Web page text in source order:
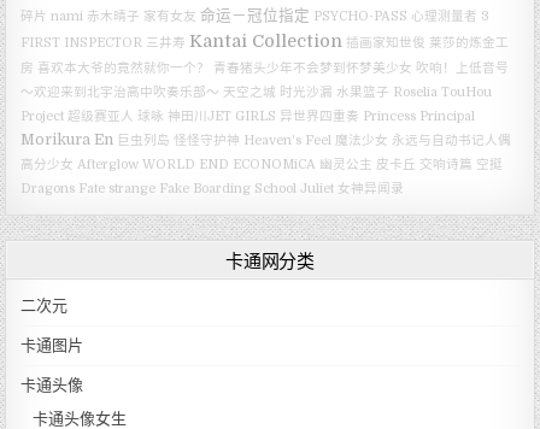
碎片 nami 赤木晴子 家有女友 命运－冠位指定 PSYCHO-PASS 心理测量者 3
FIRST INSPECTOR 三井寿 Kantai Collection 插画家知世俊 莱莎的炼金工
房 喜欢本大爷的竟然就你一个？ 青春猪头少年不会梦到怀梦美少女 吹响！上低音号
～欢迎来到北宇治高中吹奏乐部～ 天空之城 时光沙漏 水果篮子 Roselia TouHou
Project 超级赛亚人 球咏 神田川JET GIRLS 异世界四重奏 Princess Principal
Morikura En 巨虫列岛 怪怪守护神 Heaven's Feel 魔法少女 永远与自动书记人偶
高分少女 Afterglow WORLD END ECONOMiCA 幽灵公主 皮卡丘 交响诗篇 空挺
Dragons Fate strange Fake Boarding School Juliet 女神异闻录
卡通网分类
二次元
卡通图片
卡通头像
卡通头像女生